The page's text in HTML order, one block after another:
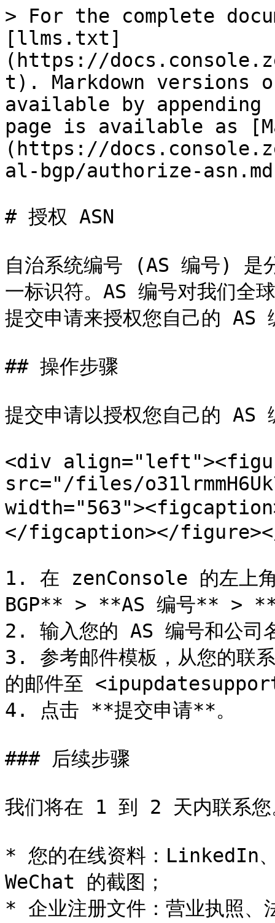
> For the complete
[llms.txt]
(https://
t). Markdown versions
available by
page is available as
(https://
al-bgp/authorize-
# 授权 ASN
自治系统编号 (AS 编号) 是
一标识符。AS 编号对我们全
提交申请来授权您自己的 AS
## 操作步骤
提交申请以授权您自己的 AS
<div
src="/files/
</figcaption></
1. 在 zenConsole 的左上
BGP** > **AS 编号** > **
2. 输入您的 AS 编号和公司
3. 参考邮件模板，从您的联
的邮件至
4. 点击 **提交申请**。
### 后续步骤
我们将在 1 到 2 天内联系您
* 您的在线资料：LinkedIn
WeChat 的截图；
* 企业注册文件：营业执照、